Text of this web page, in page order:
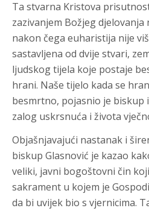
Ta stvarna Kristova
zazivanjem Božjeg
nakon čega euharistija nije
sastavljena od dvije stvari,
ljudskog tijela koje postaje
hrani. Naše tijelo kada se
besmrtno, pojasnio je biskup
zalog uskrsnuća i života
Objašnjavajući nastanak i
biskup Glasnović je kazao
veliki, javni bogoštovni čin
sakrament u kojem je
da bi uvijek bio s vjernicima.